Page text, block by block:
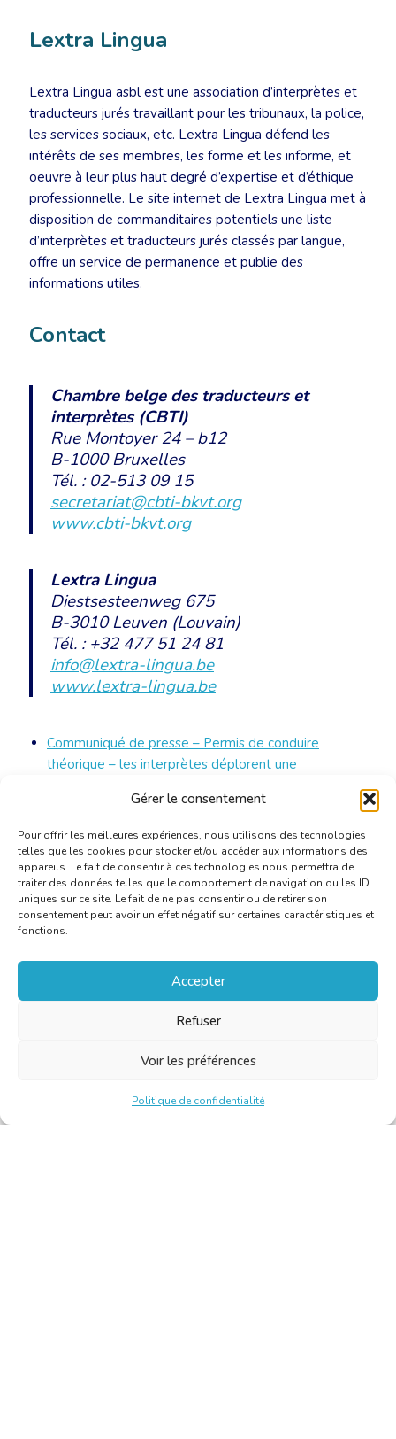
Gérer le consentement
Pour offrir les meilleures expériences, nous utilisons des technologies
telles que les cookies pour stocker et/ou accéder aux informations des
appareils. Le fait de consentir à ces technologies nous permettra de
traiter des données telles que le comportement de navigation ou les ID
uniques sur ce site. Le fait de ne pas consentir ou de retirer son
consentement peut avoir un effet négatif sur certaines caractéristiques et
fonctions.
Accepter
Refuser
Voir les préférences
Politique de confidentialité
Lextra Lingua
Lextra Lingua asbl est une association d’interprètes et
traducteurs jurés travaillant pour les tribunaux, la police,
les services sociaux, etc. Lextra Lingua défend les
intérêts de ses membres, les forme et les informe, et
oeuvre à leur plus haut degré d’expertise et d’éthique
professionnelle. Le site internet de Lextra Lingua met à
disposition de commanditaires potentiels une liste
d’interprètes et traducteurs jurés classés par langue,
offre un service de permanence et publie des
informations utiles.
Contact
Chambre belge des traducteurs et
interprètes (CBTI)
Rue Montoyer 24 – b12
B-1000 Bruxelles
Tél. : 02-513 09 15
secretariat@cbti-bkvt.org
www.cbti-bkvt.org
Lextra Lingua
Diestsesteenweg 675
B-3010 Leuven (Louvain)
Tél. : +32 477 51 24 81
info@lextra-lingua.be
www.lextra-lingua.be
Communiqué de presse – Permis de conduire
théorique – les interprètes déplorent une